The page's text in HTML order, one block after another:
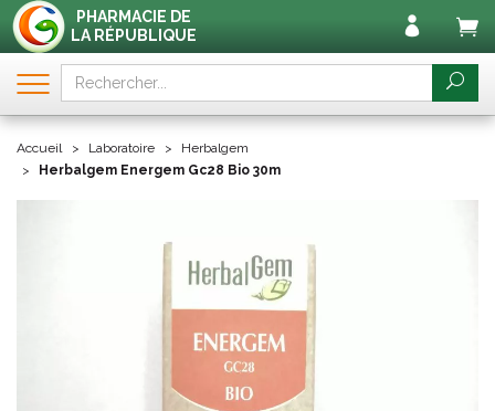
PHARMACIE DE
LA RÉPUBLIQUE
Accueil Laboratoire
Herbalgem
Herbalgem Energem Gc28 Bio 30m